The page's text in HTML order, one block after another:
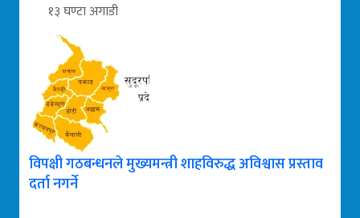
१३ घण्टा अगाडी
विपक्षी गठबन्धनले मुख्यमन्त्री शाहविरुद्ध अविश्वास प्रस्ताव
दर्ता नगर्ने